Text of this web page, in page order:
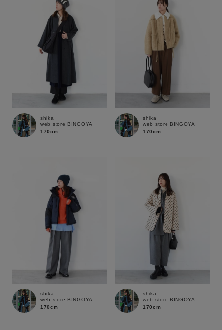
shika
web store BINGOYA
170cm
shika
web store BINGOYA
170cm
shika
web store BINGOYA
170cm
shika
web store BINGOYA
170cm